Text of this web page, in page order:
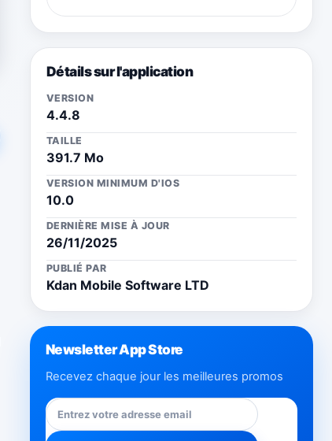
Détails sur l'application
VERSION
4.4.8
TAILLE
391.7 Mo
VERSION MINIMUM D'IOS
10.0
DERNIÈRE MISE À JOUR
26/11/2025
PUBLIÉ PAR
Kdan Mobile Software LTD
Newsletter App Store
Recevez chaque jour les meilleures promos